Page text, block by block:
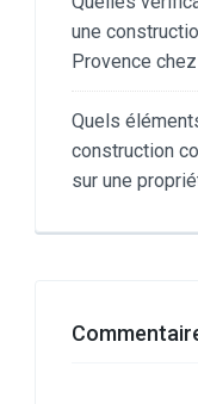
une
Provence
Quels
construction
sur une